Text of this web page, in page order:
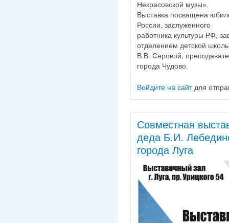
Некрасовской музы».
Выставка посвящена
России, заслуженного
работника культуры РФ,
отделением детской
В.В. Серовой,
города Чудово.
Войдите на сайтдля
Совместная
деда Б.И.
города Луга